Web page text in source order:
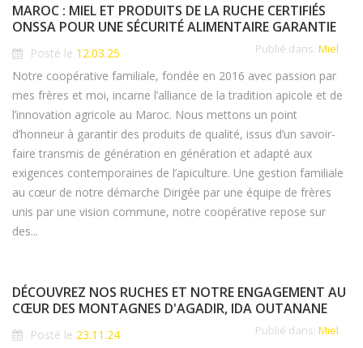
MAROC : MIEL ET PRODUITS DE LA RUCHE CERTIFIÉS
ONSSA POUR UNE SÉCURITÉ ALIMENTAIRE GARANTIE
Publié dans: Miel
Posté le 12.03.25
Notre coopérative familiale, fondée en 2016 avec passion par
mes frères et moi, incarne l’alliance de la tradition apicole et de
l’innovation agricole au Maroc. Nous mettons un point
d’honneur à garantir des produits de qualité, issus d’un savoir-
faire transmis de génération en génération et adapté aux
exigences contemporaines de l’apiculture. Une gestion familiale
au cœur de notre démarche Dirigée par une équipe de frères
unis par une vision commune, notre coopérative repose sur
des...
DÉCOUVREZ NOS RUCHES ET NOTRE ENGAGEMENT AU
CŒUR DES MONTAGNES D'AGADIR, IDA OUTANANE
Publié dans: Miel
Posté le 23.11.24